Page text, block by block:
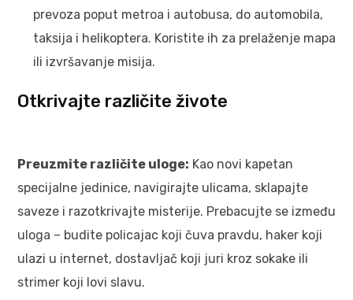
prevoza poput metroa i autobusa, do automobila,
taksija i helikoptera. Koristite ih za prelaženje mapa
ili izvršavanje misija.
Otkrivajte različite živote
Preuzmite različite uloge: Kao novi kapetan
specijalne jedinice, navigirajte ulicama, sklapajte
saveze i razotkrivajte misterije. Prebacujte se između
uloga – budite policajac koji čuva pravdu, haker koji
ulazi u internet, dostavljač koji juri kroz sokake ili
strimer koji lovi slavu.